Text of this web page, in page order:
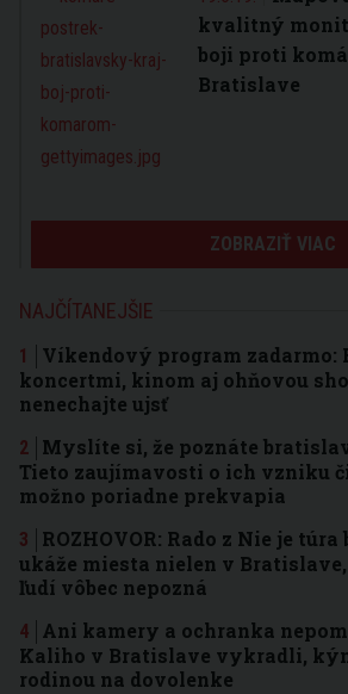
kvalitný
boji proti
Bratislave
ZOBRAZIŤ VIAC
NAJČÍTANEJŠIE
Víkendový program zadarmo:
koncertmi, kinom aj ohňovou
nenechajte ujsť
Myslíte si, že poznáte
Tieto zaujímavosti o ich vzniku
možno poriadne prekvapia
ROZHOVOR: Rado z Nie je túra
ukáže miesta nielen v
ľudí vôbec nepozná
Ani kamery a ochranka
Kaliho v Bratislave vykradli,
rodinou na dovolenke